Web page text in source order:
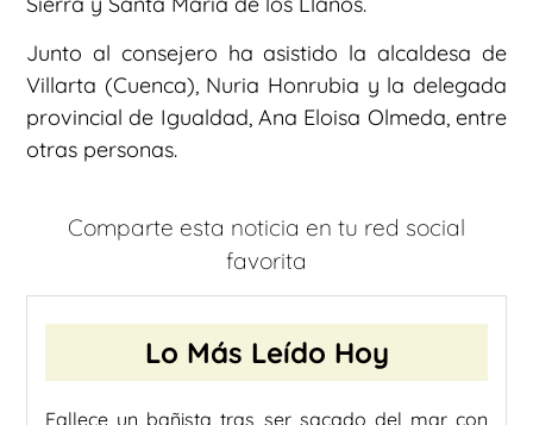
Junto al consejero ha asistido la alcaldesa de
Villarta (Cuenca), Nuria Honrubia y la delegada
provincial de Igualdad, Ana Eloisa Olmeda, entre
otras personas.
Comparte esta noticia en tu red social
favorita
Lo Más Leído Hoy
Fallece un bañista tras ser sacado del mar con